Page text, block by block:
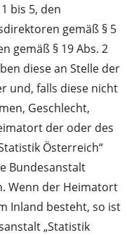
bis 5, den
gemäß § 5
gemäß § 19 Abs. 2
diese an Stelle der
und, falls diese nicht
Geschlecht,
der oder des
Österreich“
Bundesanstalt
Wenn der Heimatort
Inland besteht, so ist
„Statistik